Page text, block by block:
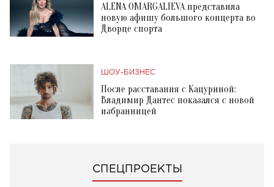
ALENA OMARGALIEVA представила
новую афишу большого концерта во
Дворце спорта
ШОУ-БИЗНЕС
После расставания с Кацуриной:
Владимир Дантес показался с новой
избранницей
СПЕЦПРОЕКТЫ